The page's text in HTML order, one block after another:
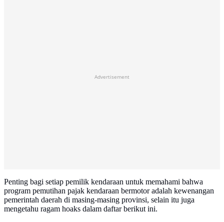
Advertisement
Penting bagi setiap pemilik kendaraan untuk memahami bahwa
program pemutihan pajak kendaraan bermotor adalah kewenangan
pemerintah daerah di masing-masing provinsi, selain itu juga
mengetahu ragam hoaks dalam daftar berikut ini.